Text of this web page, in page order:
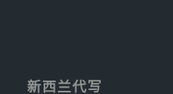
新西兰代写